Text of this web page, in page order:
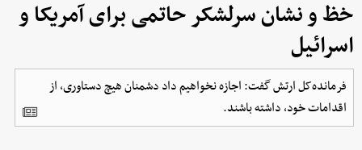
خظ و نشان سرلشکر حاتمی برای آمریکا و
اسرائیل
فرمانده‌کل ارتش گفت: اجازه نخواهیم داد دشمنان هیچ دستاوری، از
اقدامات خود، داشته باشند.